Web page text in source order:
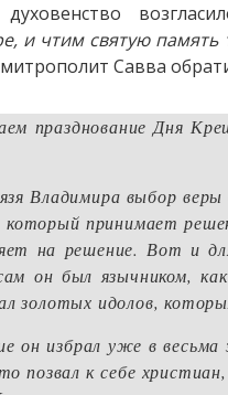
и чтим святую
Савва
празднование Дня
Владимира выбор
который принимает
на решение. Вот и
он был язычником,
золотых идолов,
он избрал уже в
позвал к себе